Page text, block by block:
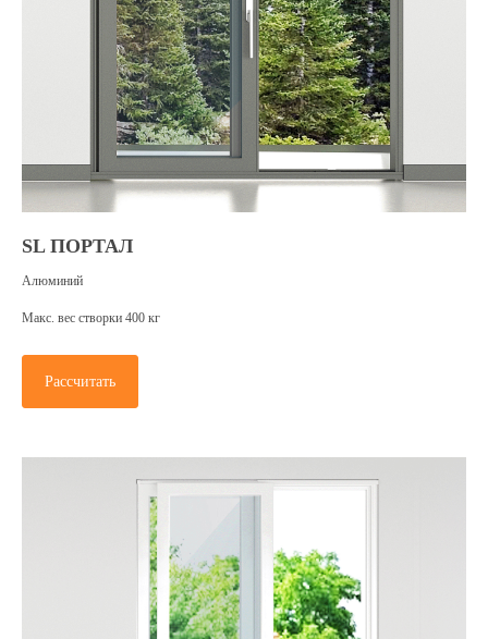
SL ПОРТАЛ
Алюминий
Макс. вес створки 400 кг
Рассчитать